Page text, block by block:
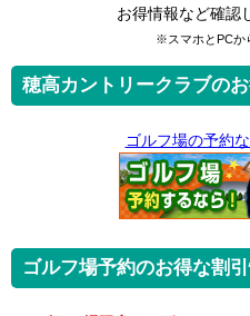
お得情報など確認
※スマホとPCか
穂高カントリークラブの
ゴルフ場の予約
ゴルフ場予約のお得な割